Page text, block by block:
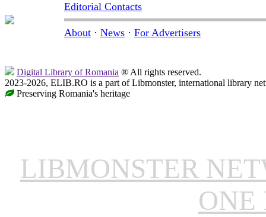
Editorial Contacts
About · News · For Advertisers
Digital Library of Romania ® All rights reserved.
2023-2026, ELIB.RO is a part of Libmonster, international library
Preserving Romania's heritage
LIBMONSTER
ONE